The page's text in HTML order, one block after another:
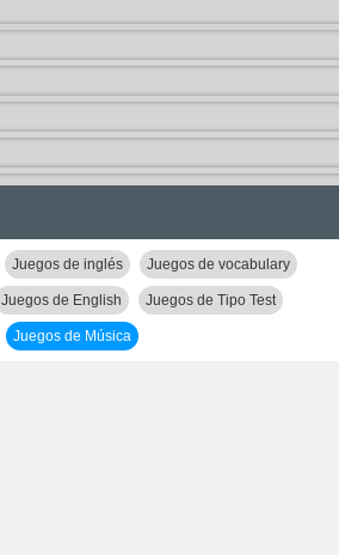
Juegos de inglés Juegos de vocabulary
Juegos de English Juegos de Tipo Test
Juegos de Música